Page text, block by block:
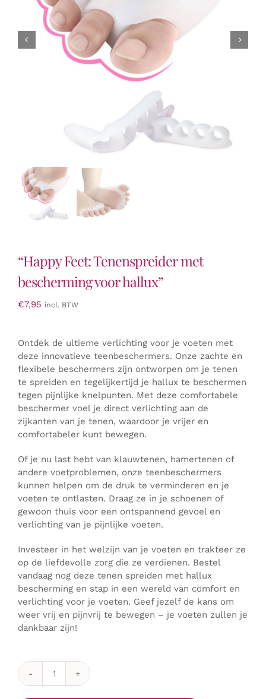
“Happy Feet: Tenenspreider met
bescherming voor hallux”
€7,95 incl. BTW
Ontdek de ultieme verlichting voor je voeten met
deze innovatieve teenbeschermers. Onze zachte en
flexibele beschermers zijn ontworpen om je tenen
te spreiden en tegelijkertijd je hallux te beschermen
tegen pijnlijke knelpunten. Met deze comfortabele
beschermer voel je direct verlichting aan de
zijkanten van je tenen, waardoor je vrijer en
comfortabeler kunt bewegen.
Of je nu last hebt van klauwtenen, hamertenen of
andere voetproblemen, onze teenbeschermers
kunnen helpen om de druk te verminderen en je
voeten te ontlasten. Draag ze in je schoenen of
gewoon thuis voor een ontspannend gevoel en
verlichting van je pijnlijke voeten.
Investeer in het welzijn van je voeten en trakteer ze
op de liefdevolle zorg die ze verdienen. Bestel
vandaag nog deze tenen spreiden met hallux
bescherming en stap in een wereld van comfort en
verlichting voor je voeten. Geef jezelf de kans om
weer vrij en pijnvrij te bewegen – je voeten zullen je
dankbaar zijn!
"Happy